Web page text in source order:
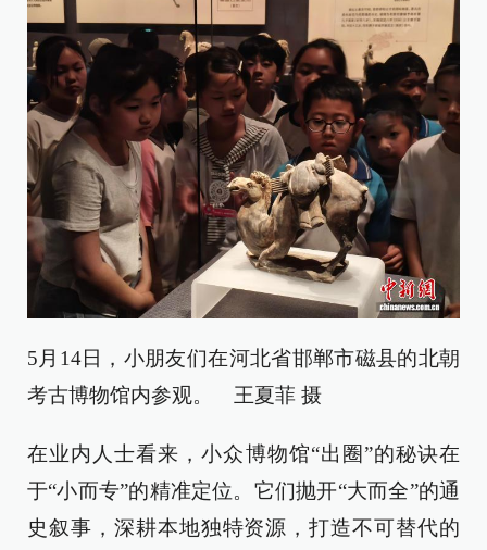
5月14日，小朋友们在河北省邯郸市磁县的北朝
考古博物馆内参观。 王夏菲 摄
在业内人士看来，小众博物馆“出圈”的秘诀在
于“小而专”的精准定位。它们抛开“大而全”的通
史叙事，深耕本地独特资源，打造不可替代的